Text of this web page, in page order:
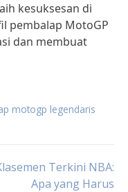
kesuksesan di
pembalap MotoGP
dan membuat
motogp legendaris
Terkini NBA:
Apa yang Harus